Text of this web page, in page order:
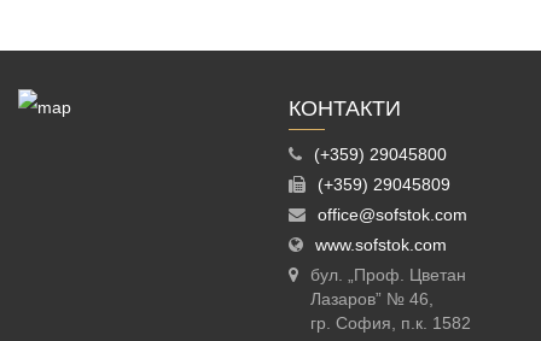
КОНТАКТИ
(+359) 29045800
(+359) 29045809
office@sofstok.com
www.sofstok.com
бул. „Проф. Цветан
Лазаров” № 46,
гр. София, п.к. 1582